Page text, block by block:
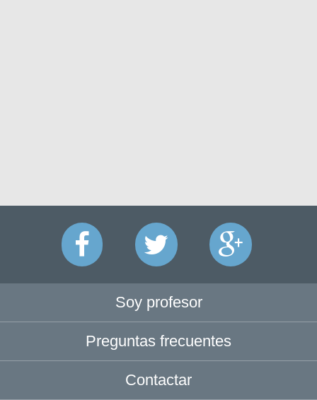
Soy profesor
Preguntas frecuentes
Contactar